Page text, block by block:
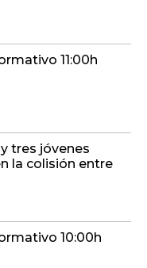
11:00h
tres jóvenes
la colisión entre
10:00h